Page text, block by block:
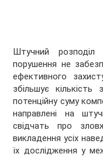
Штучний розподіл
порушення не
ефективного
збільшує
потенційну суму
направлені на
свідчать про
викладення усіх
їх дослідження у